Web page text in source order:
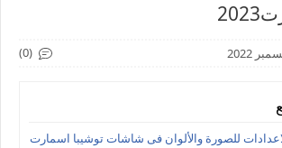
(0)
للصورة والألوان فى شاشات توشيبا اسمارت